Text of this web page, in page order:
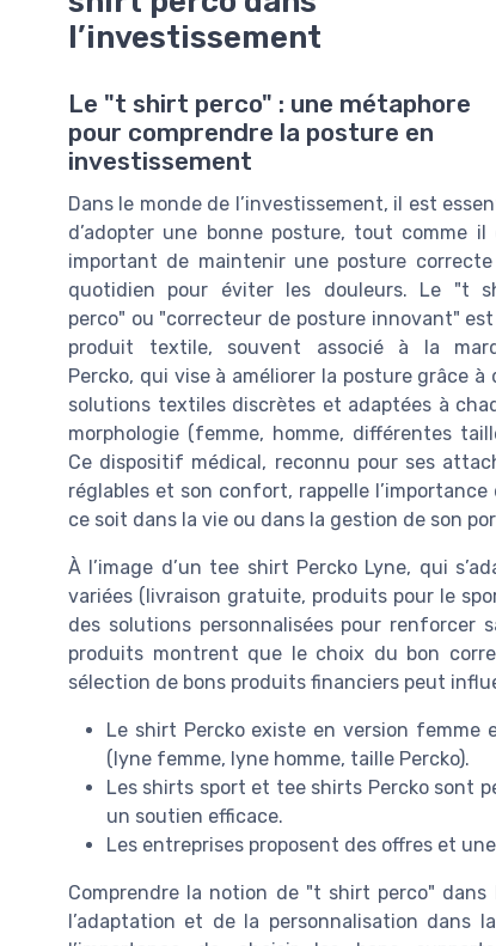
l’investissement
Le "t shirt perco" : une métaphore
pour comprendre la posture en
investissement
Dans le monde de l’investissement, il est
d’adopter une bonne posture, tout comme il
important de maintenir une posture
quotidien pour éviter les douleurs. Le "t
perco" ou "correcteur de posture innovant"
produit textile, souvent associé à la
Percko, qui vise à améliorer la posture grâce à
solutions textiles discrètes et adaptées à
morphologie (femme, homme, différentes
Ce dispositif médical, reconnu pour ses
réglables et son confort, rappelle
ce soit dans la vie ou dans la gestion de son
À l’image d’un tee shirt Percko Lyne, qui
variées (livraison gratuite, produits pour le
des solutions personnalisées pour renforcer
produits montrent que le choix du bon
sélection de bons produits financiers peut
Le shirt Percko existe en version femme
(lyne femme, lyne homme, taille Percko).
Les shirts sport et tee shirts Percko sont
un soutien efficace.
Les entreprises proposent des offres et
Comprendre la notion de "t shirt perco" dans
l’adaptation et de la personnalisation dans